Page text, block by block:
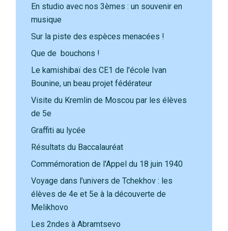
En studio avec nos 3èmes : un souvenir en
musique
Sur la piste des espèces menacées !
Que de bouchons !
Le kamishibaï des CE1 de l'école Ivan
Bounine, un beau projet fédérateur
Visite du Kremlin de Moscou par les élèves
de 5e
Graffiti au lycée
Résultats du Baccalauréat
Commémoration de l'Appel du 18 juin 1940
Voyage dans l’univers de Tchekhov : les
élèves de 4e et 5e à la découverte de
Melikhovo
Les 2ndes à Abramtsevo